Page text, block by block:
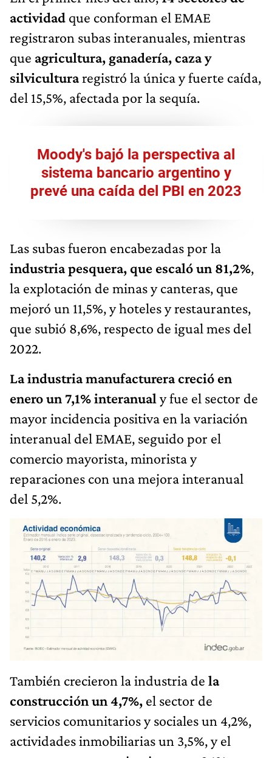
actividad que conforman el EMAE
registraron subas interanuales, mientras
que agricultura, ganadería, caza y
silviculturaregistró la única y fuerte caída,
del 15,5%, afectada por la sequía.
Moody's bajó la perspectiva al
sistema bancario argentino y
prevé una caída del PBI en 2023
Las subas fueron encabezadas por la
industria pesquera, que escaló un 81,2%,
la explotación de minas y canteras, que
mejoró un 11,5%, y hoteles y restaurantes,
que subió 8,6%, respecto de igual mes del
2022.
La industria manufacturera creció en
enero un 7,1% interanual y fue el sector de
mayor incidencia positiva en la variación
interanual del EMAE, seguido por el
comercio mayorista, minorista y
reparaciones con una mejora interanual
del 5,2%.
También crecieron la industria de la
construcción un 4,7%, el sector de
servicios comunitarios y sociales un 4,2%,
actividades inmobiliarias un 3,5%, y el